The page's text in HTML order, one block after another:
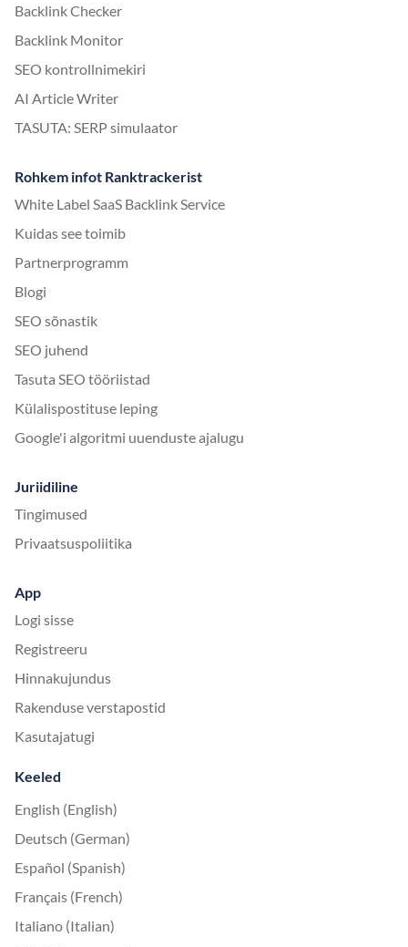
Backlink Checker
Backlink Monitor
SEO kontrollnimekiri
AI Article Writer
TASUTA: SERP simulaator
Rohkem infot Ranktrackerist
White Label SaaS Backlink Service
Kuidas see toimib
Partnerprogramm
Blogi
SEO sõnastik
SEO juhend
Tasuta SEO tööriistad
Külalispostituse leping
Google'i algoritmi uuenduste ajalugu
Juriidiline
Tingimused
Privaatsuspoliitika
App
Logi sisse
Registreeru
Hinnakujundus
Rakenduse verstapostid
Kasutajatugi
Keeled
English (English)
Deutsch (German)
Español (Spanish)
Français (French)
Italiano (Italian)